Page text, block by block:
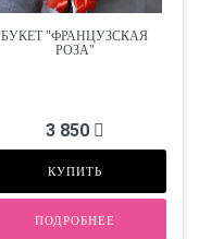
БУКЕТ "ФРАНЦУЗСКАЯ
РОЗА"
3 850
КУПИТЬ
ПОДРОБНЕЕ